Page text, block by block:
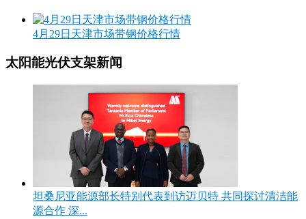
4月29日天津市场带钢价格行情
太阳能光伏支架新闻
坦桑尼亚能源部长特别代表到访迈贝特 共同探讨清洁能
源合作 深...